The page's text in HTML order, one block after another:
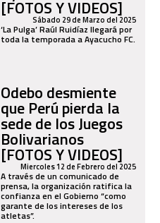
[FOTOS Y VIDEOS]
Sábado 29 de Marzo del 2025
‘La Pulga’ Raúl Ruidíaz llegará por
toda la temporada a Ayacucho FC.
Odebo desmiente
que Perú pierda la
sede de los Juegos
Bolivarianos
[FOTOS Y VIDEOS]
Miercoles 12 de Febrero del 2025
A través de un comunicado de
prensa, la organización ratifica la
confianza en el Gobierno “como
garante de los intereses de los
atletas”.